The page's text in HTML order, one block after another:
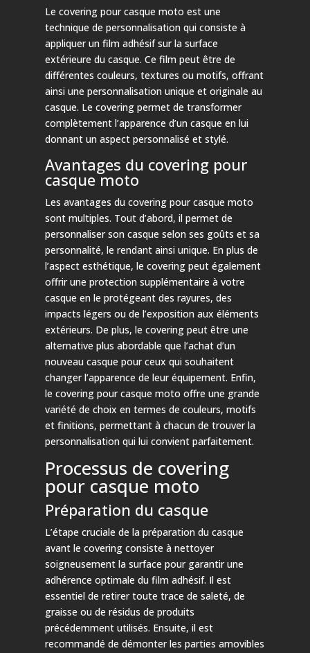
Le covering pour casque moto est une
technique de personnalisation qui consiste à
appliquer un film adhésif sur la surface
extérieure du casque. Ce film peut être de
différentes couleurs, textures ou motifs, offrant
ainsi une personnalisation unique et originale au
casque. Le covering permet de transformer
complètement l’apparence d’un casque en lui
donnant un aspect personnalisé et stylé.
Avantages du covering pour
casque moto
Les avantages du covering pour casque moto
sont multiples. Tout d’abord, il permet de
personnaliser son casque selon ses goûts et sa
personnalité, le rendant ainsi unique. En plus de
l’aspect esthétique, le covering peut également
offrir une protection supplémentaire à votre
casque en le protégeant des rayures, des
impacts légers ou de l’exposition aux éléments
extérieurs. De plus, le covering peut être une
alternative plus abordable que l’achat d’un
nouveau casque pour ceux qui souhaitent
changer l’apparence de leur équipement. Enfin,
le covering pour casque moto offre une grande
variété de choix en termes de couleurs, motifs
et finitions, permettant à chacun de trouver la
personnalisation qui lui convient parfaitement.
Processus de covering
pour casque moto
Préparation du casque
L’étape cruciale de la préparation du casque
avant le covering consiste à nettoyer
soigneusement la surface pour garantir une
adhérence optimale du film adhésif. Il est
essentiel de retirer toute trace de saleté, de
graisse ou de résidus de produits
précédemment utilisés. Ensuite, il est
recommandé de démonter les parties amovibles